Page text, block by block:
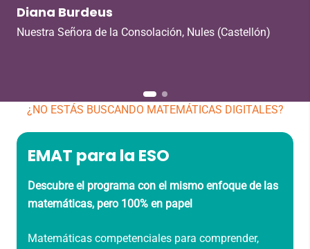
Diana Burdeus
Nuestra Señora de la Consolación, Nules (Castellón)
¿NO ESTÁS BUSCANDO MATEMÁTICAS DIGITALES?
EMAT para la ESO
Descubre el programa con el mismo enfoque de las
matemáticas, pero 100% en papel
Matemáticas competenciales para comprender,